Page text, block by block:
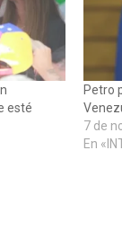
esté
Petro
7 de
En